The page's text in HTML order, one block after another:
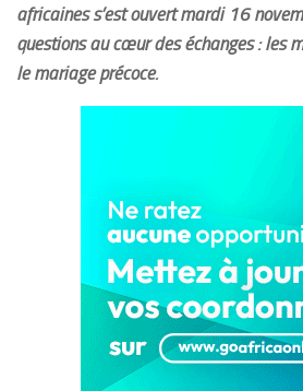
africaines s’est ouvert mardi 16
questions au cœur des échanges : les
le mariage précoce.